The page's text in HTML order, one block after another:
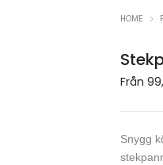
HOME
Från
Snygg